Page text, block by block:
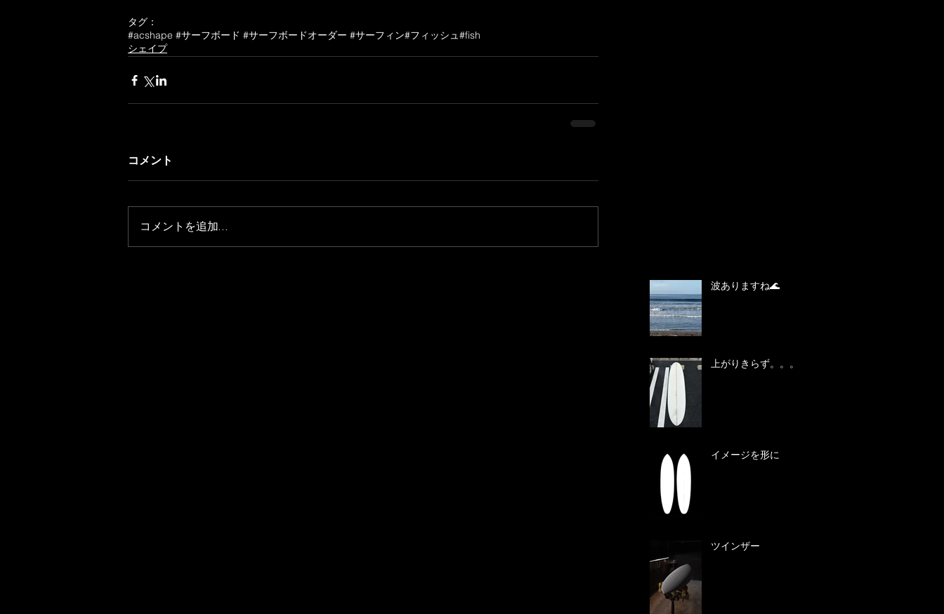
タグ：
#acshape #サーフボード #サーフボードオーダー #サーフィン#フィッシュ#fish
シェイプ
コメント
コメントを追加…
波ありますね🌊
上がりきらず。。。
イメージを形に
ツインザー